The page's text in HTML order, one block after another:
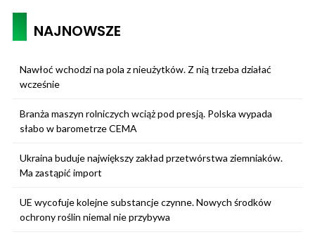
NAJNOWSZE
Nawłoć wchodzi na pola z nieużytków. Z nią trzeba działać
wcześnie
Branża maszyn rolniczych wciąż pod presją. Polska wypada
słabo w barometrze CEMA
Ukraina buduje największy zakład przetwórstwa ziemniaków.
Ma zastąpić import
UE wycofuje kolejne substancje czynne. Nowych środków
ochrony roślin niemal nie przybywa